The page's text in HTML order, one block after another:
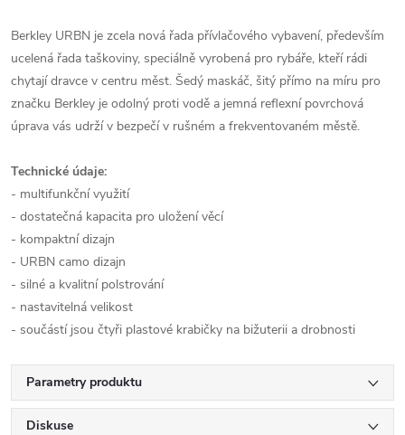
Berkley URBN je zcela nová řada přívlačového vybavení, především
ucelená řada taškoviny, speciálně vyrobená pro rybáře, kteří rádi
chytají dravce v centru měst. Šedý maskáč, šitý přímo na míru pro
značku Berkley je odolný proti vodě a jemná reflexní povrchová
úprava vás udrží v bezpečí v rušném a frekventovaném městě.
Technické údaje:
- multifunkční využití
- dostatečná kapacita pro uložení věcí
- kompaktní dizajn
- URBN camo dizajn
- silné a kvalitní polstrování
- nastavitelná velikost
- součástí jsou čtyři plastové krabičky na bižuterii a drobnosti
Parametry produktu
Diskuse